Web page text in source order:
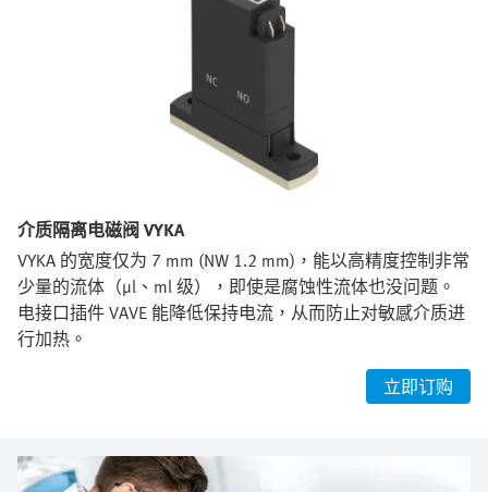
介质隔离电磁阀 VYKA
VYKA 的宽度仅为 7 mm (NW 1.2 mm)，能以高精度控制非常
少量的流体（µl、ml 级），即使是腐蚀性流体也没问题。
电接口插件 VAVE 能降低保持电流，从而防止对敏感介质进
行加热。
立即订购